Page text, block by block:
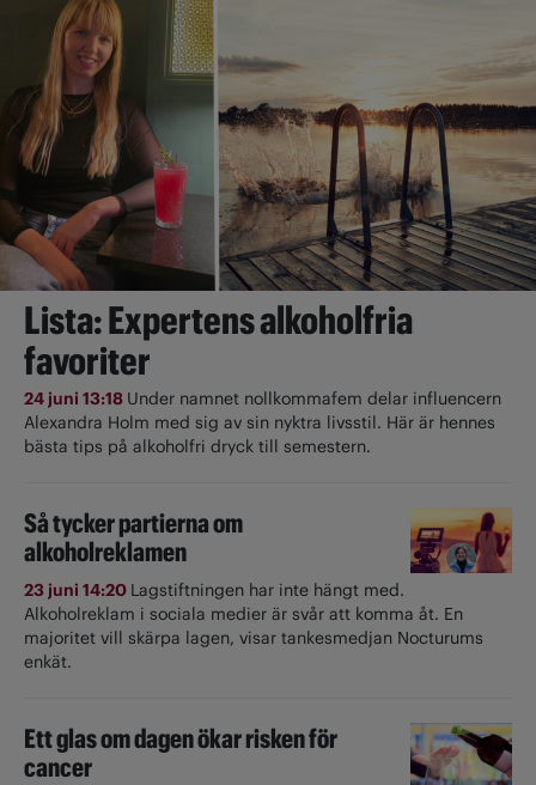
Lista: Expertens alkoholfria
favoriter
24 juni 13:18 Under namnet nollkommafem delar influencern
Alexandra Holm med sig av sin nyktra livsstil. Här är hennes
bästa tips på alkoholfri dryck till semestern.
Så tycker partierna om
alkoholreklamen
23 juni 14:20 Lagstiftningen har inte hängt med.
Alkoholreklam i sociala medier är svår att komma åt. En
majoritet vill skärpa lagen, visar tankesmedjan Nocturums
enkät.
Ett glas om dagen ökar risken för
cancer